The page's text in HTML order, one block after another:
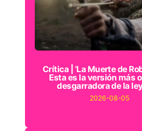
Crítica | ‘La Muerte de
Esta es la versión más
desgarradora de la
2026-08-05